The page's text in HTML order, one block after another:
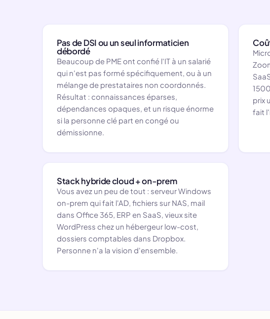
Pas de DSI ou un seul informaticien
débordé
Beaucoup de PME ont confié l'IT à un salarié
qui n'est pas formé spécifiquement, ou à un
mélange de prestataires non coordonnés.
Résultat : connaissances éparses,
dépendances opaques, et un risque énorme
si la personne clé part en congé ou
démissionne.
prix
fait
Stack hybride cloud + on-prem
Vous avez un peu de tout : serveur Windows
on-prem qui fait l'AD, fichiers sur NAS, mail
dans Office 365, ERP en SaaS, vieux site
WordPress chez un hébergeur low-cost,
dossiers comptables dans Dropbox.
Personne n'a la vision d'ensemble.